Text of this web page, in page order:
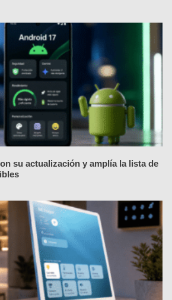
su actualización y amplía la lista de